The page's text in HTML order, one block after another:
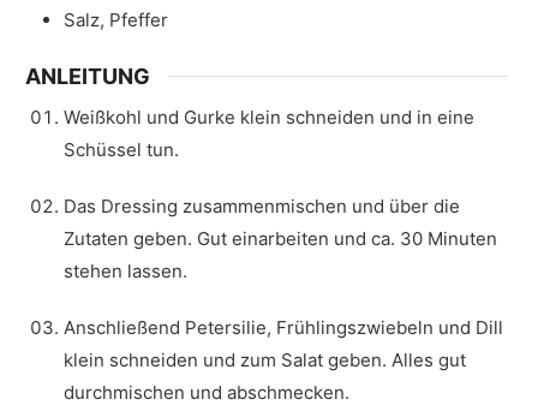
Salz, Pfeffer
ANLEITUNG
Weißkohl und Gurke klein schneiden und in eine
Schüssel tun.
Das Dressing zusammenmischen und über die
Zutaten geben. Gut einarbeiten und ca. 30 Minuten
stehen lassen.
Anschließend Petersilie, Frühlingszwiebeln und Dill
klein schneiden und zum Salat geben. Alles gut
durchmischen und abschmecken.